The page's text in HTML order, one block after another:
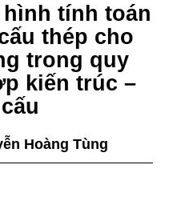
tính toán
thép cho
trong quy
kiến trúc –
Hoàng Tùng